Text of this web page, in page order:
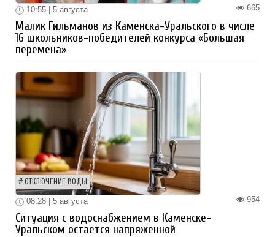
665
10:55 | 5 августа
Малик Гильманов из Каменска-Уральского в числе
16 школьников-победителей конкурса «Большая
перемена»
ОТКЛЮЧЕНИЕ ВОДЫ
954
08:28 | 5 августа
Ситуация с водоснабжением в Каменске-
Уральском остается напряженной